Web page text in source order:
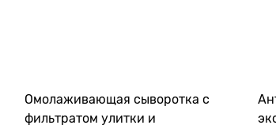
Омолаживающая сыворотка с
фильтратом улитки и